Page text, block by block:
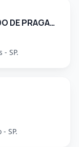
DETECTA MANEJO INTEGRADO DE PRAGAS URBANAS
SP.
SP.